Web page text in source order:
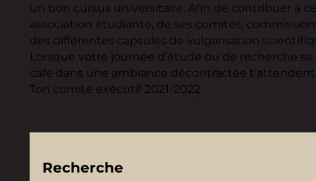
un bon cursus universitaire. Afin de contribuer à
association étudiante, de ses comités,
des différentes capsules de vulgarisation
Lorsque votre journée d’étude ou de recherche
café dans une ambiance décontractée
Ton comité exécutif 2021-2022
Recherche